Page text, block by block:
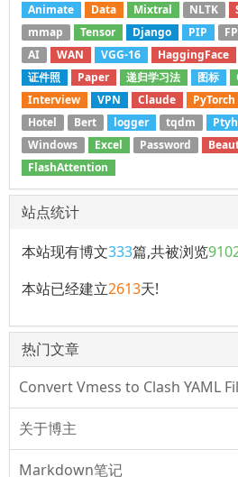
Animate
Data Mixtral NLTK
mmap
Tensor Django PIP
AI
WAN VGG-16 HaggingFace
证件照
Paper 递归学习法 图标
Interview
VPN Claude PyTorch
Hotel
Bert logger tqdm
Windows
Excel Password
FlashAttention
站点统计
本站现有博文333篇,共被浏览
本站已经建立2613天!
热门文章
Convert Vmess to Clash YAML
关于博主
Markdown笔记